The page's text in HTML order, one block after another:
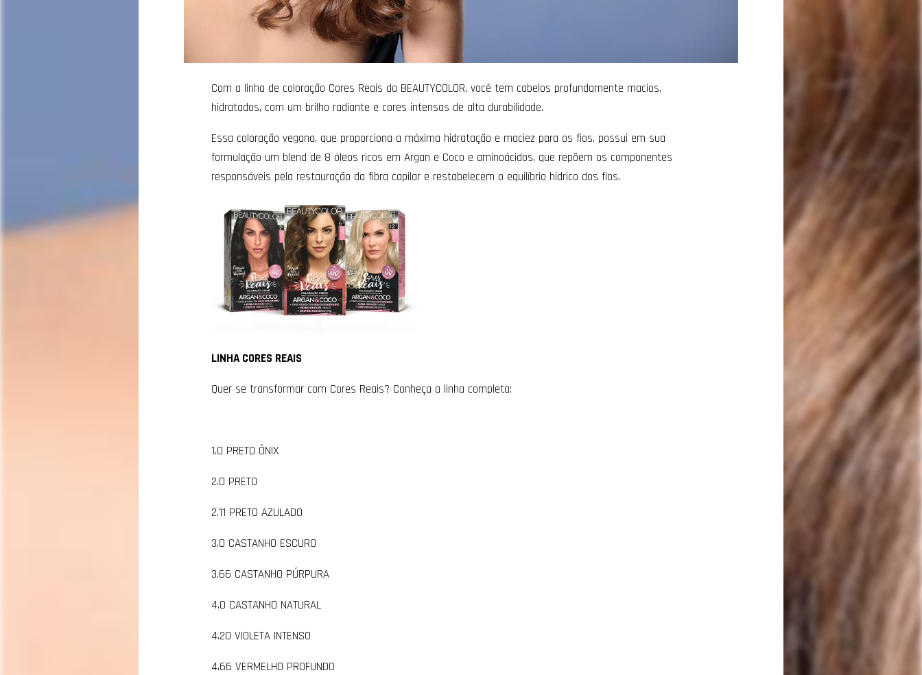
Com a linha de coloração Cores Reais da BEAUTYCOLOR, você tem cabelos profundamente macios,
hidratados, com um brilho radiante e cores intensas de alta durabilidade.
Essa coloração vegana, que proporciona a máxima hidratação e maciez para os fios, possui em sua
formulação um blend de 8 óleos ricos em Argan e Coco e aminoácidos, que repõem os componentes
responsáveis pela restauração da fibra capilar e restabelecem o equilíbrio hídrico dos fios.
LINHA CORES REAIS
Quer se transformar com Cores Reais? Conheça a linha completa:
1.0 PRETO ÔNIX
2.0 PRETO
2.11 PRETO AZULADO
3.0 CASTANHO ESCURO
3.66 CASTANHO PÚRPURA
4.0 CASTANHO NATURAL
4.20 VIOLETA INTENSO
4.66 VERMELHO PROFUNDO